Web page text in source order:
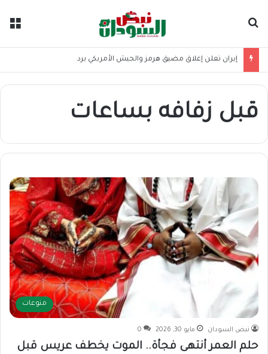
إيران تعلن إغلاق مضيق هرمز والجيش الأمريكي يرد
قبل زفافه بساعات
منوعات
نبض السودان مايو 30, 2026 0
حلم العمر أنتهى فجأة.. الموت يخطف عريس قبل